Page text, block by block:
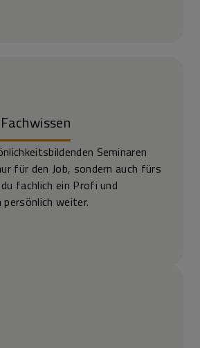
Seminaren
für den Job, sondern auch fürs
fachlich ein Profi und
weiter.